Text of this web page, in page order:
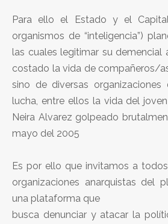
Para ello el Estado y el
organismos de “inteligencia”)
las cuales legitimar su demencial
costado la vida de compañeros/
sino de diversas
lucha, entre ellos la vida del
Neira Alvarez golpeado
mayo del 2005
Es por ello que invitamos a
organizaciones anarquistas del
una plataforma que
busca denunciar y atacar la